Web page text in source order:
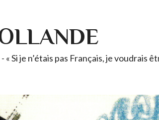
Si je n’étais pas Français, je voudrais